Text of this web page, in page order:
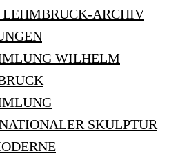
LEHMBRUCK-ARCHIV
WILHELM
SKULPTUR